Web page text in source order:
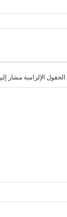
الحقول الإلزامية مشار